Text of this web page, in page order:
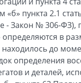
«б» пункта 2.1
- Закон № 306-
в
до
определения
и деталей,